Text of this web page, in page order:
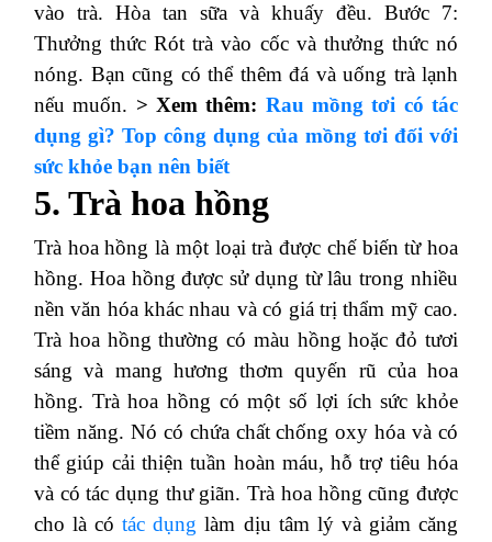
vào trà. Hòa tan sữa và khuấy đều. Bước 7:
Thưởng thức Rót trà vào cốc và thưởng thức nó
nóng. Bạn cũng có thể thêm đá và uống trà lạnh
nếu muốn. > Xem thêm: Rau mồng tơi có tác
dụng gì? Top công dụng của mồng tơi đối với
sức khỏe bạn nên biết
5. Trà hoa hồng
Trà hoa hồng là một loại trà được chế biến từ hoa
hồng. Hoa hồng được sử dụng từ lâu trong nhiều
nền văn hóa khác nhau và có giá trị thẩm mỹ cao.
Trà hoa hồng thường có màu hồng hoặc đỏ tươi
sáng và mang hương thơm quyến rũ của hoa
hồng. Trà hoa hồng có một số lợi ích sức khỏe
tiềm năng. Nó có chứa chất chống oxy hóa và có
thể giúp cải thiện tuần hoàn máu, hỗ trợ tiêu hóa
và có tác dụng thư giãn. Trà hoa hồng cũng được
cho là có tác dụng làm dịu tâm lý và giảm căng